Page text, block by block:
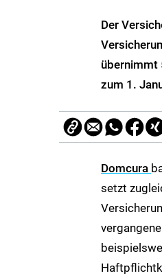
Der
übernimmt
zum 1.
Domcura
setzt